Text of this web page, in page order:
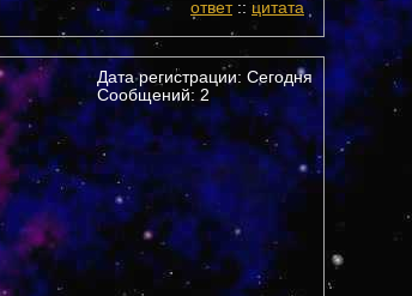
ответ:: цитата
Дата регистрации: Сегодня
Сообщений: 2